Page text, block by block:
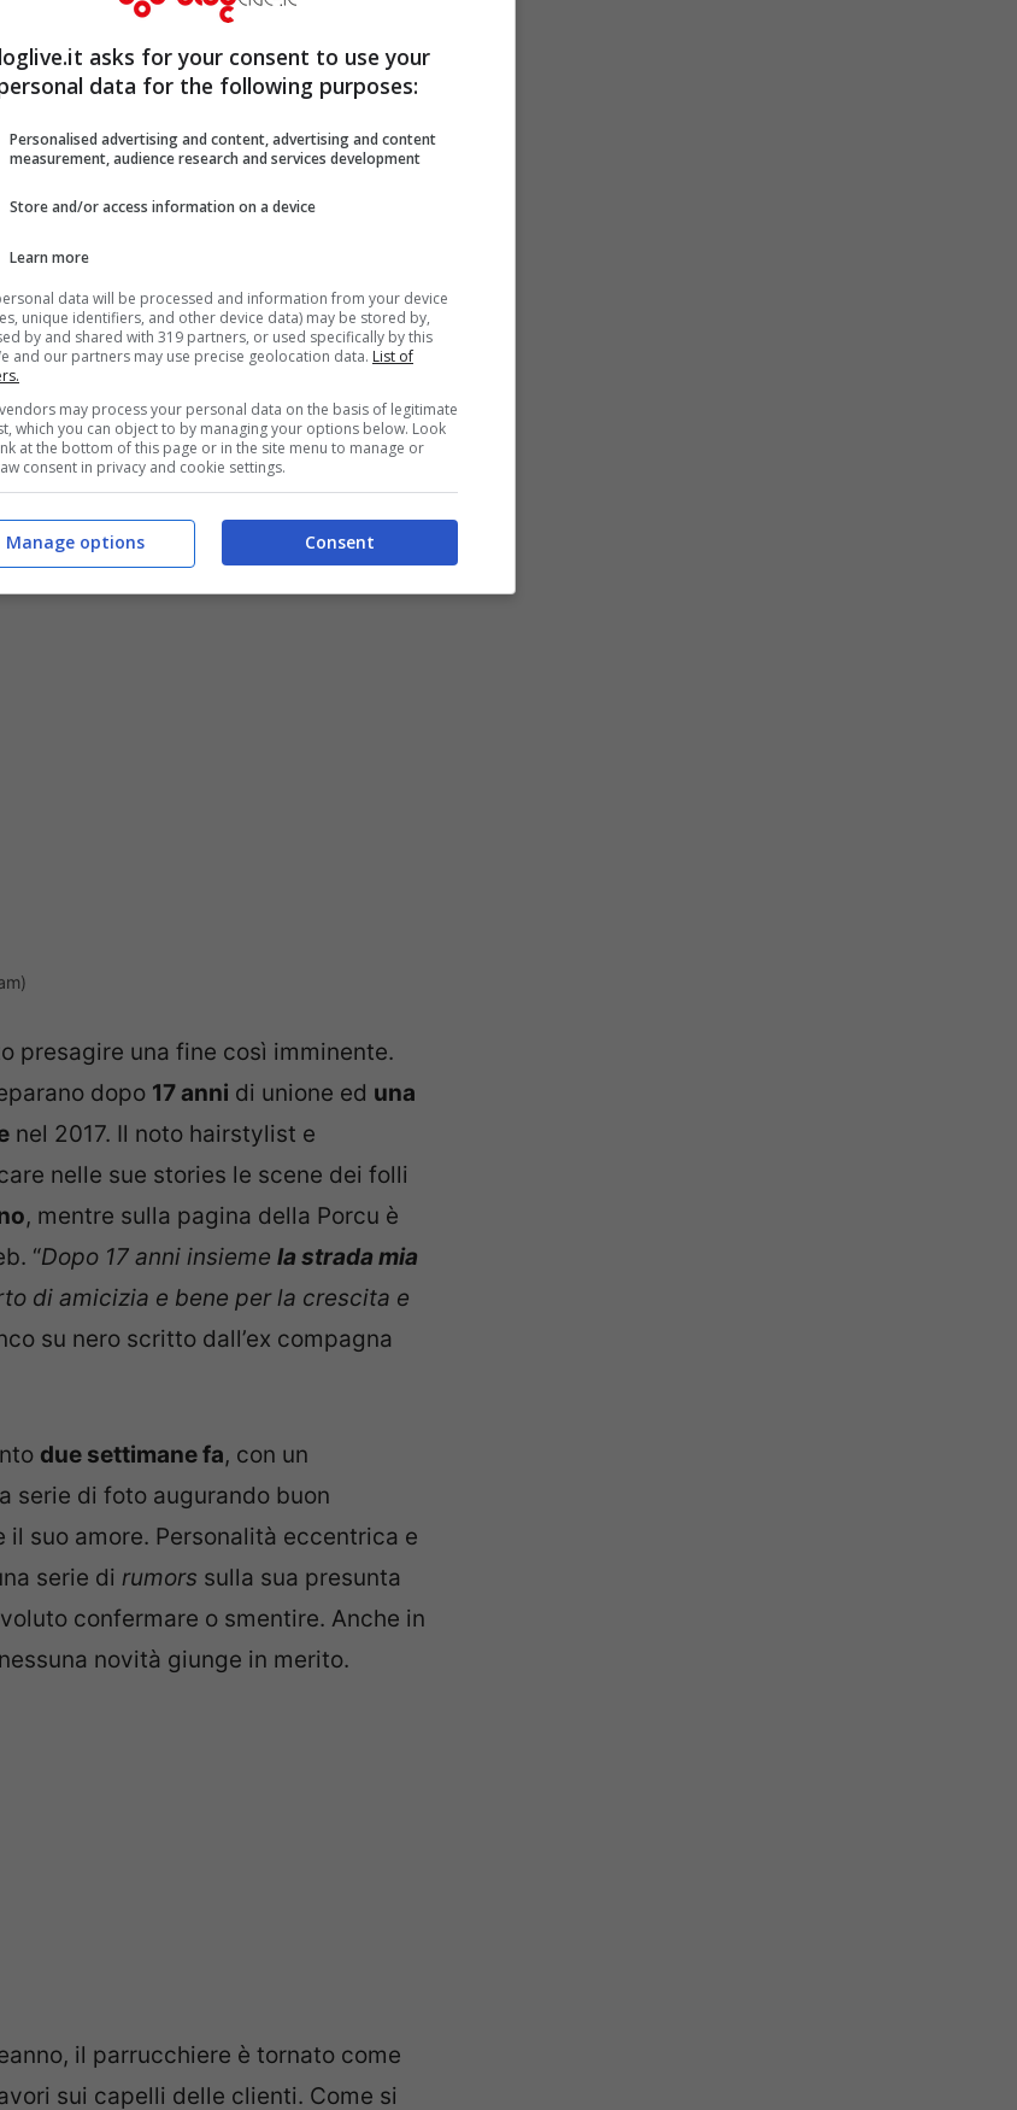
Porcu si dicono
bambina
presagire una fine così imminente.
dopo 17 anni di unione ed una
nel 2017. Il noto hairstylist e
nelle sue stories le scene dei folli
, mentre sulla pagina della Porcu è
“Dopo 17 anni insieme la strada mia
di amicizia e bene per la crescita e
su nero scritto dall’ex compagna
due settimane fa, con un
serie di foto augurando buon
suo amore. Personalità eccentrica e
serie di rumors sulla sua presunta
confermare o smentire. Anche in
novità giunge in merito.
il parrucchiere è tornato come
sui capelli delle clienti. Come si
asks for your consent to use your
data for the following purposes:
Personalised advertising and content, advertising and content
measurement, audience research and services development
Store and/or access information on a device
Learn more
data will be processed and information from your device
unique identifiers, and other device data) may be stored by,
by and shared with 319 partners, or used specifically by this
and our partners may use precise geolocation data. List of
may process your personal data on the basis of legitimate
which you can object to by managing your options below. Look
at the bottom of this page or in the site menu to manage or
consent in privacy and cookie settings.
Consent
Manage options